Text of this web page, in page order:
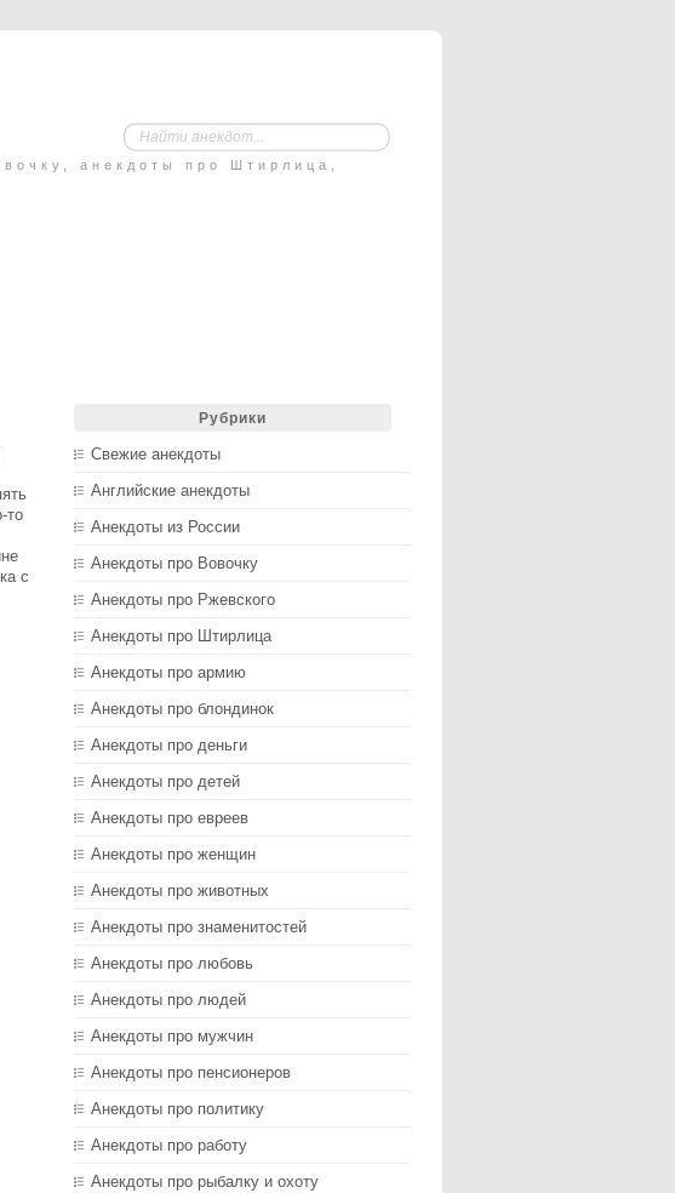
анекдоты про Штирлица,
то
с
Рубрики
Свежие анекдоты
Английские анекдоты
Анекдоты из России
Анекдоты про Вовочку
Анекдоты про Ржевского
Анекдоты про Штирлица
Анекдоты про армию
Анекдоты про блондинок
Анекдоты про деньги
Анекдоты про детей
Анекдоты про евреев
Анекдоты про женщин
Анекдоты про животных
Анекдоты про знаменитостей
Анекдоты про любовь
Анекдоты про людей
Анекдоты про мужчин
Анекдоты про пенсионеров
Анекдоты про политику
Анекдоты про работу
Анекдоты про рыбалку и охоту